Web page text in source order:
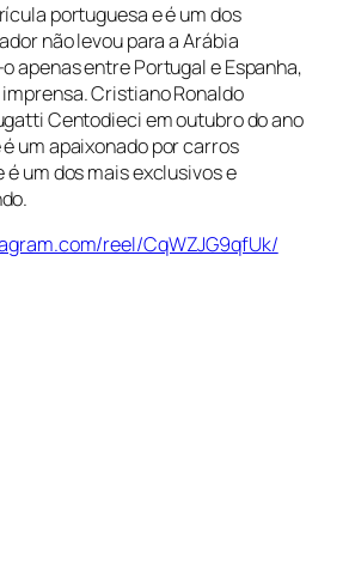
portuguesa e é um dos
não levou para a Arábia
apenas entre Portugal e Espanha,
Cristiano Ronaldo
Centodieci em outubro do ano
um apaixonado por carros
um dos mais exclusivos e
reel/CqWZJG9qfUk/